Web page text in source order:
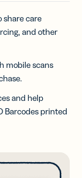
share care
and other
mobile scans
and help
Barcodes printed